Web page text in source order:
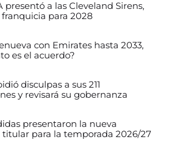
presentó a las Cleveland Sirens,
para 2028
con Emirates hasta 2033,
es el acuerdo?
disculpas a sus 211
y revisará su gobernanza
presentaron la nueva
titular para la temporada 2026/27